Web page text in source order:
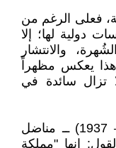
فعلى الرغم من
دولية لها؛ إلا
والانتشار
يعكس مظهراً
تزال سائدة في
[1] يصف أنطونيو غرامشي (1891 – 1937) ــ مناضل
إنها "مملكة